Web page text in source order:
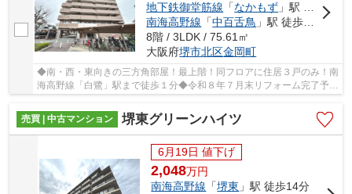
地下鉄御堂筋線 「なかもず 」駅 徒歩15分
南海高野線 「中百舌鳥 」駅 徒歩16分
8階 / 3LDK / 75.61㎡
大阪府堺市北区金岡町
◆南・西・東向きの三方角部屋！最上階！同フロアに住居３戸のみ！南
海高野線「白鷺」駅まで徒歩１分◆令和８年７月末リフォーム完了予定
売買 | 中古マンション
堺東グリーンハイツ
6月19日 値下げ
2,048万円
南海高野線 「堺東 」駅 徒歩14分